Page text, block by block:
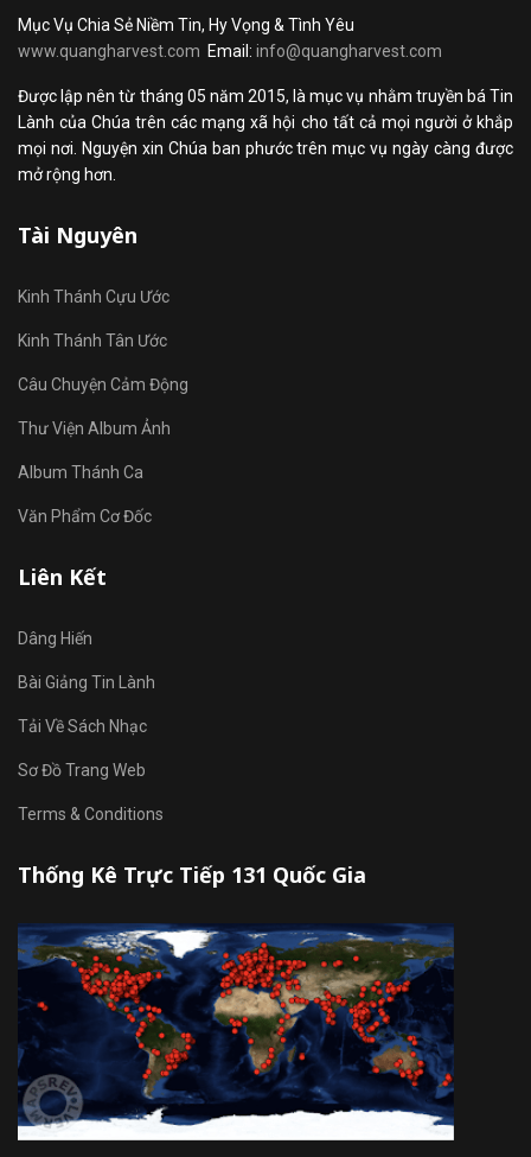
Mục Vụ Chia Sẻ Niềm Tin, Hy Vọng & Tình Yêu
www.quangharvest.com Email: info@quangharvest.com
Được lập nên từ tháng 05 năm 2015, là mục vụ nhằm truyền bá Tin
Lành của Chúa trên các mạng xã hội cho tất cả mọi người ở khắp
mọi nơi. Nguyện xin Chúa ban phước trên mục vụ ngày càng được
mở rộng hơn.
Tài Nguyên
Kinh Thánh Cựu Ước
Kinh Thánh Tân Ước
Câu Chuyện Cảm Động
Thư Viện Album Ảnh
Album Thánh Ca
Văn Phẩm Cơ Đốc
Liên Kết
Dâng Hiến
Bài Giảng Tin Lành
Tải Về Sách Nhạc
Sơ Đồ Trang Web
Terms & Conditions
Thống Kê Trực Tiếp 131 Quốc Gia